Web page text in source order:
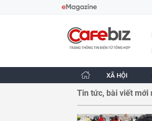
CafeBiz - Trang chủ
XÃ HỘI
Tin tức, bài viết mới